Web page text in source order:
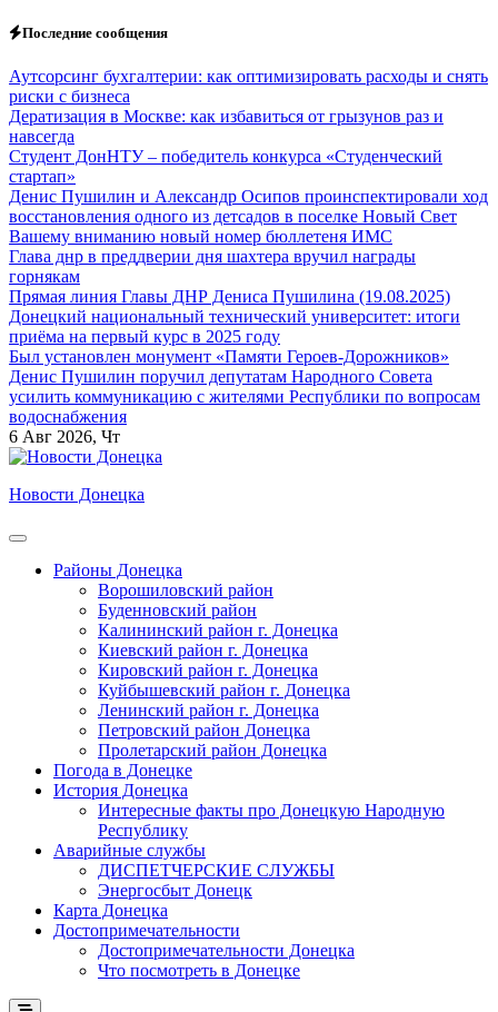
Перейти
содержанию
Последние сообщения
Аутсорсинг бухгалтерии: как оптимизировать расходы и снять
риски с бизнеса
Дератизация в Москве: как избавиться от грызунов раз и
навсегда
Студент ДонНТУ – победитель конкурса «Студенческий
стартап»
Денис Пушилин и Александр Осипов проинспектировали ход
восстановления одного из детсадов в поселке Новый Свет
Вашему вниманию новый номер бюллетеня ИМС
Глава днр в преддверии дня шахтера вручил награды
горнякам
Прямая линия Главы ДНР Дениса Пушилина (19.08.2025)
Донецкий национальный технический университет: итоги
приёма на первый курс в 2025 году
Был установлен монумент «Памяти Героев-Дорожников»
Денис Пушилин поручил депутатам Народного Совета
усилить коммуникацию с жителями Республики по вопросам
водоснабжения
6 Авг 2026, Чт
Новости Донецка
Районы Донецка
Ворошиловский район
Буденновский район
Калининский район г. Донецка
Киевский район г. Донецка
Кировский район г. Донецка
Куйбышевский район г. Донецка
Ленинский район г. Донецка
Петровский район Донецка
Пролетарский район Донецка
Погода в Донецке
История Донецка
Интересные факты про Донецкую Народную
Республику
Аварийные службы
ДИСПЕТЧЕРСКИЕ СЛУЖБЫ
Энергосбыт Донецк
Карта Донецка
Достопримечательности
Достопримечательности Донецка
Что посмотреть в Донецке